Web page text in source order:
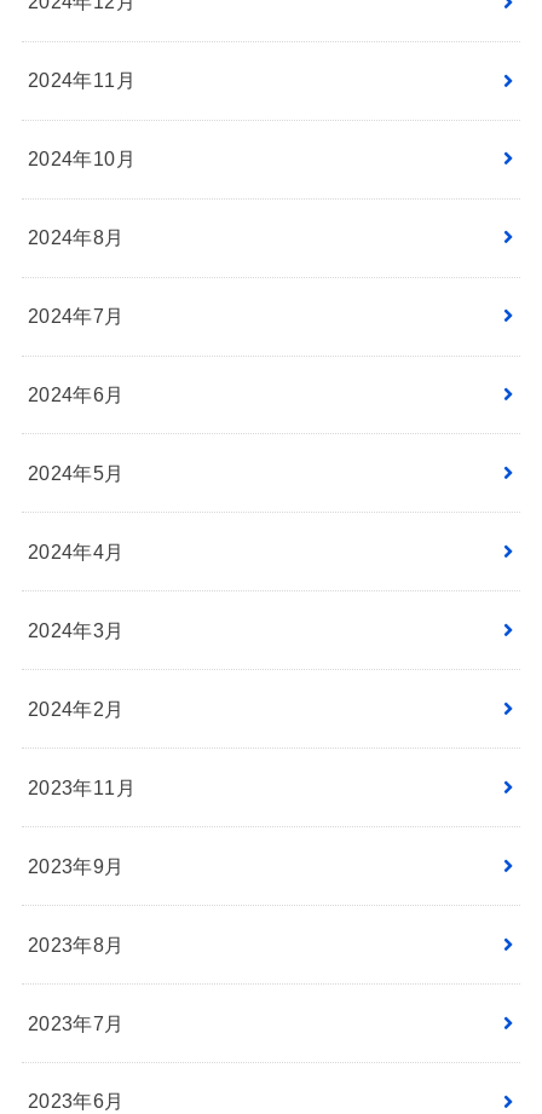
2024年11月
2024年10月
2024年8月
2024年7月
2024年6月
2024年5月
2024年4月
2024年3月
2024年2月
2023年11月
2023年9月
2023年8月
2023年7月
2023年6月